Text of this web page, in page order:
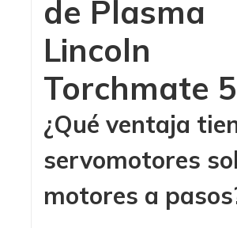
de Plasma
Lincoln
Torchmate
¿Qué ventaja
servomotores
motores a